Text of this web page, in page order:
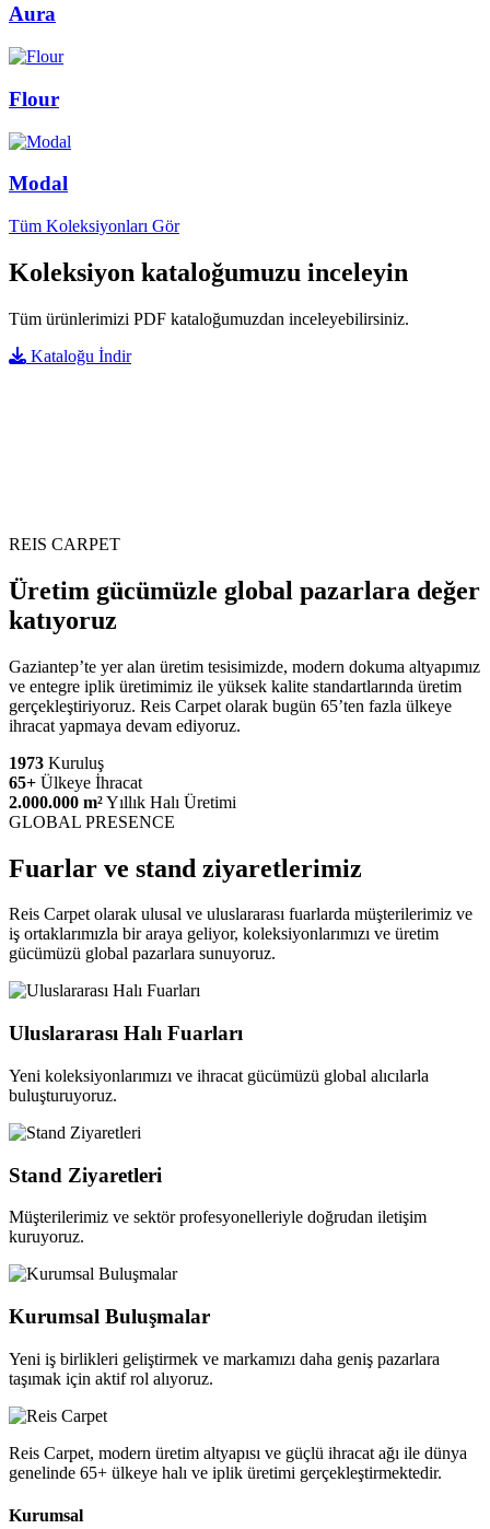
Aura
Flour
Modal
Tüm Koleksiyonları Gör
Koleksiyon kataloğumuzu inceleyin
Tüm ürünlerimizi PDF kataloğumuzdan inceleyebilirsiniz.
Kataloğu İndir
REIS CARPET
Üretim gücümüzle global pazarlara değer
katıyoruz
Gaziantep’te yer alan üretim tesisimizde, modern dokuma altyapımız
ve entegre iplik üretimimiz ile yüksek kalite standartlarında üretim
gerçekleştiriyoruz. Reis Carpet olarak bugün 65’ten fazla ülkeye
ihracat yapmaya devam ediyoruz.
1973 Kuruluş
65+ Ülkeye İhracat
2.000.000 m²Yıllık Halı Üretimi
GLOBAL PRESENCE
Fuarlar ve stand ziyaretlerimiz
Reis Carpet olarak ulusal ve uluslararası fuarlarda müşterilerimiz ve
iş ortaklarımızla bir araya geliyor, koleksiyonlarımızı ve üretim
gücümüzü global pazarlara sunuyoruz.
Uluslararası Halı Fuarları
Yeni koleksiyonlarımızı ve ihracat gücümüzü global alıcılarla
buluşturuyoruz.
Stand Ziyaretleri
Müşterilerimiz ve sektör profesyonelleriyle doğrudan iletişim
kuruyoruz.
Kurumsal Buluşmalar
Yeni iş birlikleri geliştirmek ve markamızı daha geniş pazarlara
taşımak için aktif rol alıyoruz.
Reis Carpet, modern üretim altyapısı ve güçlü ihracat ağı ile dünya
genelinde 65+ ülkeye halı ve iplik üretimi gerçekleştirmektedir.
Kurumsal